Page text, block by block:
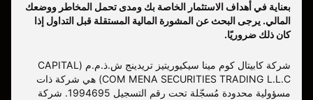
بعناية في أهداف الاستثمار الخاصة بك ومدى تحمل المخاطر ووضعك
المالي. يرجى البحث عن المشورة المالية المستقلة قبل التداول إذا
كان ذلك ضروريًا.
شركة كابيتال كوم مينا سيكيوريتيز تريدينج ش.ذ.م.م (CAPITAL
COM MENA SECURITIES TRADING L.L.C) هي شركة ذات
مسؤولية محدودة مُسجّلة تحت رقم التسجيل 1994695. شركة